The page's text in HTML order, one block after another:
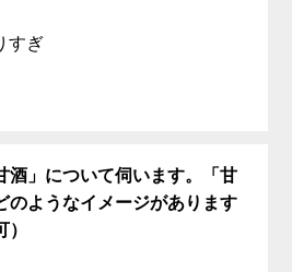
すぎ
酒」について伺います。「甘
のようなイメージがあります